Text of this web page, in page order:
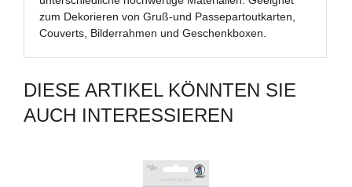
zum Dekorieren von Gruß-und Passepartoutkarten,
Couverts, Bilderrahmen und Geschenkboxen.
DIESE ARTIKEL KÖNNTEN SIE
AUCH INTERESSIEREN